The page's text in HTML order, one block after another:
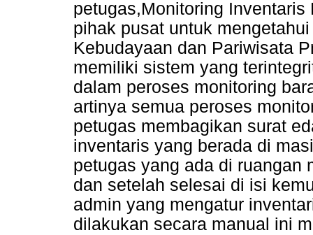
petugas,Monitoring
pihak pusat untuk
Kebudayaan dan Pariwisata
memiliki sistem yang
dalam peroses monitoring
artinya semua peroses
petugas membagikan surat
inventaris yang berada di
petugas yang ada di ruangan
dan setelah selesai di isi
admin yang mengatur
dilakukan secara manual ini